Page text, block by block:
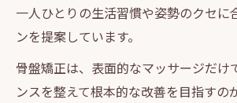
一人ひとりの生活習慣や姿勢のクセに
ンを提案しています。
骨盤矯正は、表面的なマッサージだけ
ンスを整えて根本的な改善を目指すの